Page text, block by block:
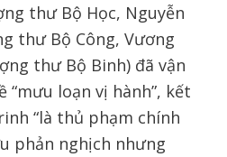
thư Bộ Học, Nguyễn
thư Bộ Công, Vương
thư Bộ Binh) đã vận
“mưu loạn vị hành”, kết
“là thủ phạm chính
phản nghịch nhưng